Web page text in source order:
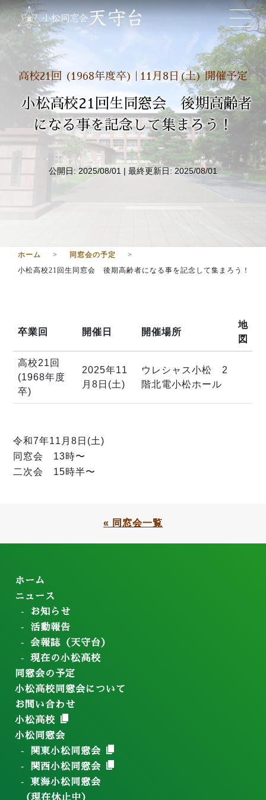
高校21回 (1968年度卒) | 11月8日(土) 開催予定
小松高校21回生同窓会 後期高齢者
になる事を記念して集まろう！
公開日: 2025/08/01 | 最終更新日: 2025/08/01
ホーム
同窓会の予定
小松高校21回生同窓会 後期高齢者になる事を記念して集まろう！
卒業回 開催日 開催場所
地
図
高校21回
(1968年度
卒)
2025年11
月8日(土)
ウレシャス小松 2
階北電小松ホール
令和7年11月8日(土)
同窓会 13時〜
二次会 15時半〜
« 同窓会一覧
ホーム
ニュース
お知らせ
活動報告
会報誌（天守台）
現在の小松高校
同窓会の予定
小松高校同窓会について
お問い合わせ
小松高校
小松同窓会
関東小松同窓会
関西小松同窓会
東海小松同窓会
（現在休止中）